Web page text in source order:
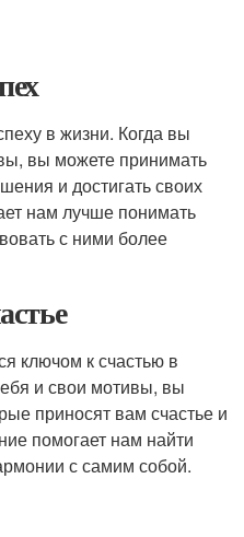
в жизни. Когда вы
вы можете принимать
и достигать своих
нам лучше понимать
с ними более
ключом к счастью в
и свои мотивы, вы
приносят вам счастье и
помогает нам найти
с самим собой.